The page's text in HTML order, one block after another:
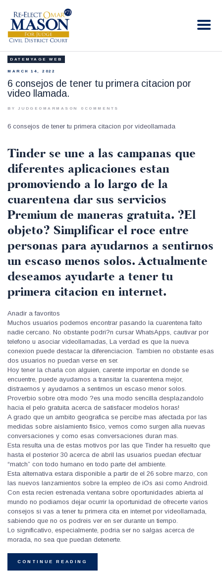
RE-ELECT OMAR MASON JUDGE
HOME
BIO
CONTACT
VOLUNTEER
DONATE
DATEMYAGE WEB
MARCH 14, 2022
6 consejos de tener tu primera citacion por
video llamada.
BY JUDGEOMARMASON 0 COMMENTS
6 consejos de tener tu primera citacion por videollamada
Tinder se une a las campanas que
diferentes aplicaciones estan
promoviendo a lo largo de la
cuarentena dar sus servicios
Premium de maneras gratuita. ?El
objeto? Simplificar el roce entre
personas para ayudarnos a sentirnos
un escaso menos solos. Actualmente
deseamos ayudarte a tener tu
primera citacion en internet.
Anadir a favoritos
Muchos usuarios podemos encontrar pasando la cuarentena falto
nadie cercano. No obstante podri?n cursar WhatsApps, cautivar por
telefono u asociar videollamadas, La verdad es que la nueva
conexion puede destacar la diferenciacion. Tambien no obstante esas
dos usuarios no puedan verse en ser.
Hoy tener la charla con alguien, carente importar en donde se
encuentre, puede ayudarnos a transitar la cuarentena mejor,
distraernos y ayudarnos a sentirnos un escaso menor solos.
Proverbio sobre otra modo ?es una modo sencilla desplazandolo
hacia el pelo gratuita acerca de satisfacer modelos horas!
A grado que un ambito geografica se percibe mas afectada por las
medidas sobre aislamiento fisico, vemos como surgen alla nuevas
conversaciones y como esas conversaciones duran mas.
Esta resulta una de estas motivos por las que Tinder ha resuelto que
hasta el posterior 30 acerca de abril las usuarios puedan efectuar
“match” con todo humano en todo parte del ambiente.
Esta alternativa estara disponible a partir de el 26 sobre marzo, con
las nuevos lanzamientos sobre la empleo de iOs asi­ como Android.
Con esta recien estrenada ventana sobre oportunidades abierta al
mundo no podiamos dejar ocurrir la oportunidad de ofrecerte varios
consejos si vas a tener tu primera cita en internet por videollamada,
sabiendo que no os podreis ver en ser durante un tiempo.
Lo significativo, especialmente, podri­a ser no salgas acerca de
morada, no sea que puedan detenerte.
CONTINUE READING